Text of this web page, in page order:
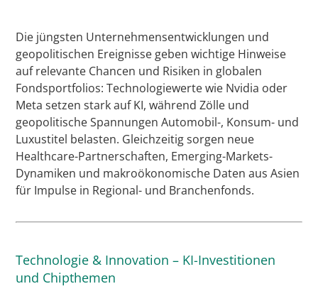
Die jüngsten Unternehmensentwicklungen und
geopolitischen Ereignisse geben wichtige Hinweise
auf relevante Chancen und Risiken in globalen
Fondsportfolios: Technologiewerte wie Nvidia oder
Meta setzen stark auf KI, während Zölle und
geopolitische Spannungen Automobil-, Konsum- und
Luxustitel belasten. Gleichzeitig sorgen neue
Healthcare-Partnerschaften, Emerging-Markets-
Dynamiken und makroökonomische Daten aus Asien
für Impulse in Regional- und Branchenfonds.
Technologie & Innovation – KI-Investitionen
und Chipthemen